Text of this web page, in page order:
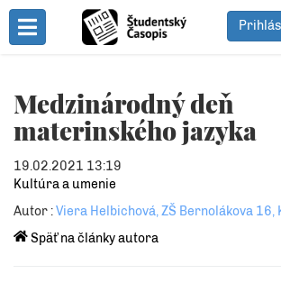
Toggle Menu
Medzinárodný deň
materinského jazyka
19.02.2021 13:19
Kultúra a umenie
Autor :Viera Helbichová, ZŠ Bernolákova 16,
Späť na články autora